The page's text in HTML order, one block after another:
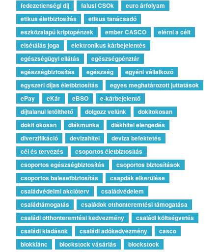
fedezetlenségi díj
falusi CSOk
euro árfolyam
etikus életbiztosítás
etikus tanácsadó
eszközalapú kriptopénzek
ember CASCO
elérni a célt
elsétálás joga
elektronikus kárbejelentés
egészségügyi ellátás
egészségpénztár
egészségbiztosítás
egészség
egyéni vállalkozó
egyszeri díjas életbiztosítás
egyes meghatározott juttatások
ePay
eKár eBSO
e-kárbejelentő
díjtalanul letölthető
dolgozz velünk
dokitokosan
dokit okosan
diákmunka
diákhitel elengedés
diverzifikáció
devizahitel
deviza befektetés
cél és tervezés
csoportos életbiztosítás
csoportos egészségbiztosítás
csoportos biztosítások
csoportos balesetbiztosítás
csapdák elkerülése
családvédelmi akcióterv
családvédelem
családtámogatás
családok otthonteremtési támogatása
családi otthonteremtési kedvezmény
családi költségvetés
családi kiadások
családi adókedvezmény
casco
blokklánc
blockstock vásárlás
blockstock